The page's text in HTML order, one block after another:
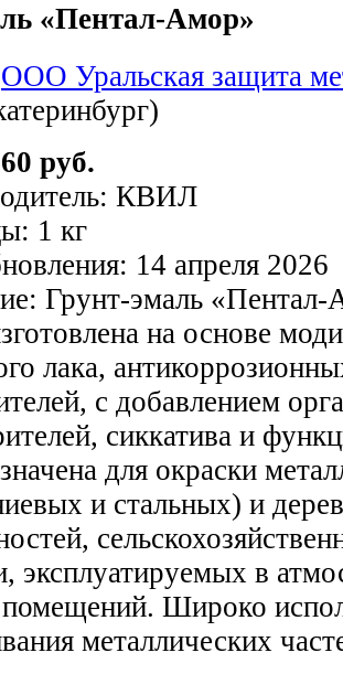
«Пентал-Амор»
ООО Уральская защита
руб.
КВИЛ
1 кг
14 апреля 2026
Грунт-эмаль
на основе
лака,
с добавлением
сиккатива и
для окраски
и стальных) и
эксплуатируемых в
Широко
металлических